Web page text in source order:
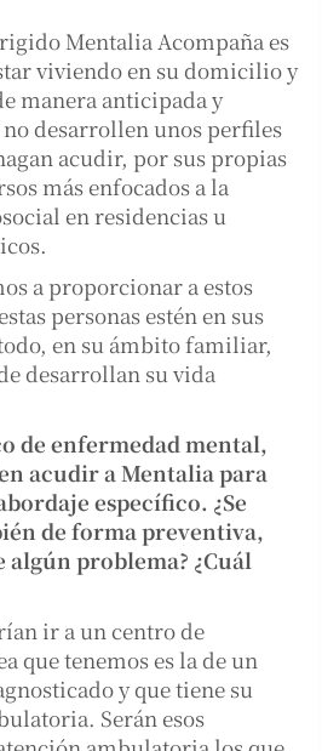
Mentalia Acompaña es
viviendo en su domicilio y
manera anticipada y
desarrollen unos perfiles
acudir, por sus propias
más enfocados a la
en residencias u
a proporcionar a estos
personas estén en sus
en su ámbito familiar,
desarrollan su vida
de enfermedad mental,
acudir a Mentalia para
específico. ¿Se
de forma preventiva,
algún problema? ¿Cuál
ir a un centro de
que tenemos es la de un
y que tiene su
Serán esos